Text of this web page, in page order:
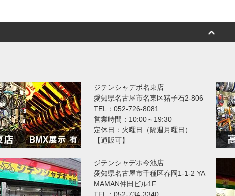
ジテンシャデポ名東店
愛知県名古屋市名東区猪子石2-806
TEL：052-726-8081
営業時間：10:00～19:30
定休日：火曜日（隔週月曜日）
【通販可】
ジテンシャデポ今池店
愛知県名古屋市千種区春岡1-1-2 YA
MAMAN仲田ビル1F